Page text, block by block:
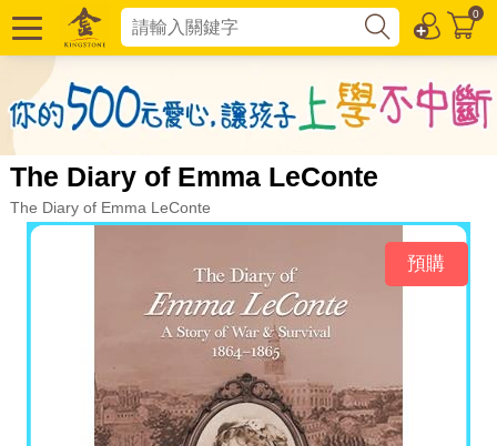
0
The Diary of Emma LeConte
The Diary of Emma LeConte
預購